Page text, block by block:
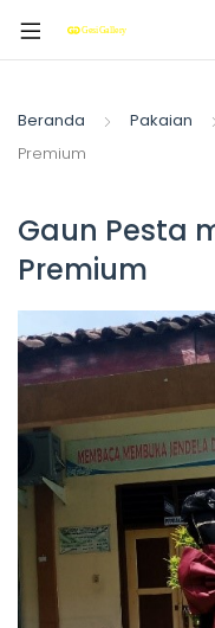
Beranda Pakaian
Premium
Gaun Pesta
Premium